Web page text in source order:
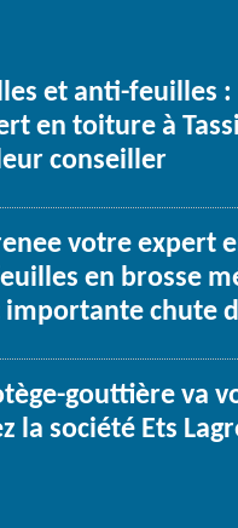
et anti-feuilles :
en toiture à
conseiller
votre expert
en brosse
importante chute
gouttière va
la société Ets